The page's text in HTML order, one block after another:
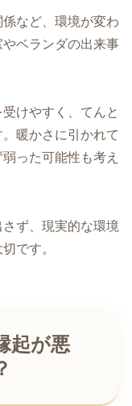
など、環境が変わ
ベランダの出来事
けやすく、てんと
暖かさに引かれて
った可能性も考え
ず、現実的な環境
です。
起が悪